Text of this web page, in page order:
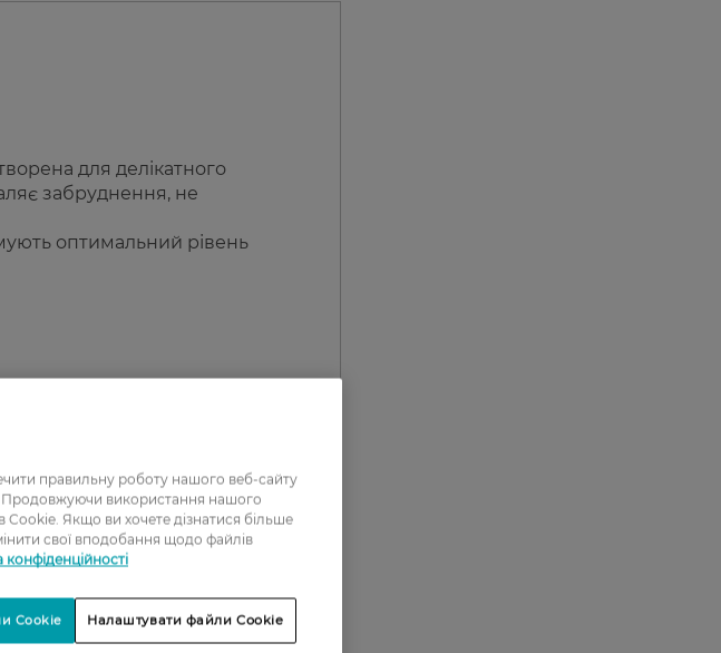
для делікатного
забруднення, не
оптимальний рівень
очищення.
правильну роботу нашого веб-сайту
Продовжуючи використання нашого
Якщо ви хочете дізнатися більше
свої вподобання щодо файлів
конфіденційності
Налаштувати файли Cookie
Cookie